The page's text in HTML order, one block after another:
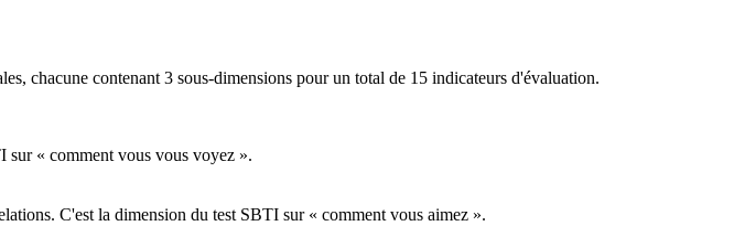
chacune contenant 3 sous-dimensions pour un total de 15 indicateurs d'évaluation.
sur « comment vous vous voyez ».
C'est la dimension du test SBTI sur « comment vous aimez ».